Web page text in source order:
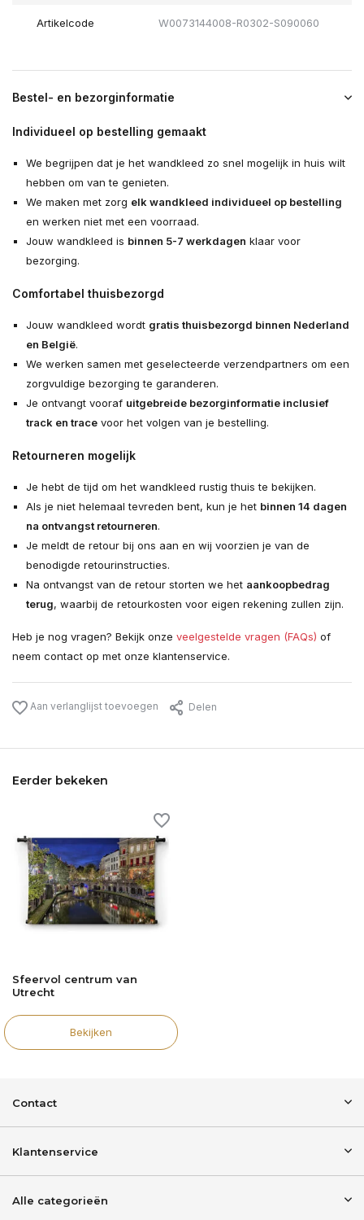
Artikelcode W0073144008-R0302-S090060
Bestel- en bezorginformatie
Individueel op bestelling gemaakt
We begrijpen dat je het wandkleed zo snel mogelijk in huis wilt
hebben om van te genieten.
We maken met zorg elk wandkleed individueel op bestelling
en werken niet met een voorraad.
Jouw wandkleed is binnen 5-7 werkdagen klaar voor
bezorging.
Comfortabel thuisbezorgd
Jouw wandkleed wordt gratis thuisbezorgd binnen Nederland
en België.
We werken samen met geselecteerde verzendpartners om een
zorgvuldige bezorging te garanderen.
Je ontvangt vooraf uitgebreide bezorginformatie inclusief
track en tracevoor het volgen van je bestelling.
Retourneren mogelijk
Je hebt de tijd om het wandkleed rustig thuis te bekijken.
Als je niet helemaal tevreden bent, kun je het binnen 14 dagen
na ontvangst retourneren.
Je meldt de retour bij ons aan en wij voorzien je van de
benodigde retourinstructies.
Na ontvangst van de retour storten we het aankoopbedrag
terug, waarbij de retourkosten voor eigen rekening zullen zijn.
Heb je nog vragen? Bekijk onze veelgestelde vragen (FAQs) of
neem contact op met onze klantenservice.
Aan verlanglijst toevoegen Delen
Eerder bekeken
Sfeervol centrum van
Utrecht
Bekijken
Contact
Klantenservice
Alle categorieën